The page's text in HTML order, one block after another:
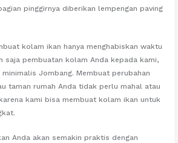
pinggirnya diberikan lempengan paving
kolam ikan hanya menghabiskan waktu
saja pembuatan kolam Anda kepada kami,
Jombang. Membuat perubahan
taman rumah Anda tidak perlu mahal atau
kami bisa membuat kolam ikan untuk
Anda akan semakin praktis dengan